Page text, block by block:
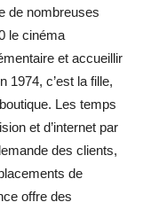
de nombreuses
le cinéma
et accueillir
1974, c’est la fille,
Les temps
et d’internet par
des clients,
de
offre des